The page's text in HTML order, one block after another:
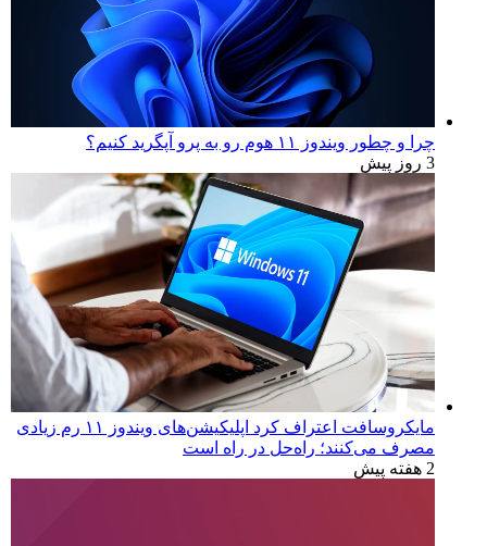
بررسی لپ‌تاپ Dell 16S | نمایشگر زیبا، عملکردی که
انتظارش رو نداری
2 روز پیش